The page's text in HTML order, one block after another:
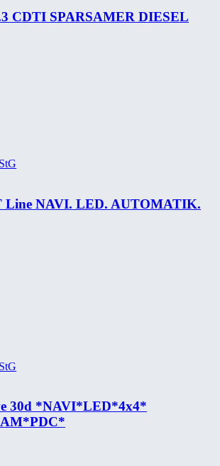
CDTI SPARSAMER DIESEL
Line NAVI. LED. AUTOMATIK.
30d *​NAVI*​LED*​4x4*​